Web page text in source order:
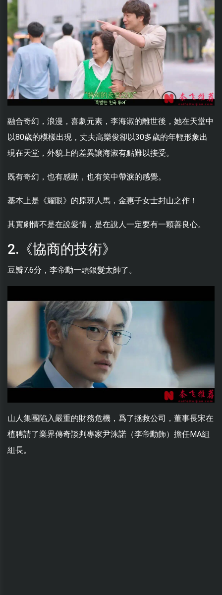
融合奇幻，浪漫，喜劇元素，李海淑的離世後，她在天堂中
以80歲的模樣出現，丈夫高樂俊卻以30多歲的年輕形象出
現在天堂，外貌上的差異讓海淑有點難以接受。
既有奇幻，也有感動，也有笑中帶淚的感覺。
基本上是《耀眼》的原班人馬，金惠子女士封山之作！
其實劇情不是在說愛情，是在說人一定要有一顆善良心。
2.《協商的技術》
豆瓣7.6分，李帝勳一頭銀髮太帥了。
山人集團陷入嚴重的財務危機，爲了拯救公司，董事長宋在
植聘請了業界傳奇談判專家尹洙諾（李帝勳飾）擔任MA組
組長。